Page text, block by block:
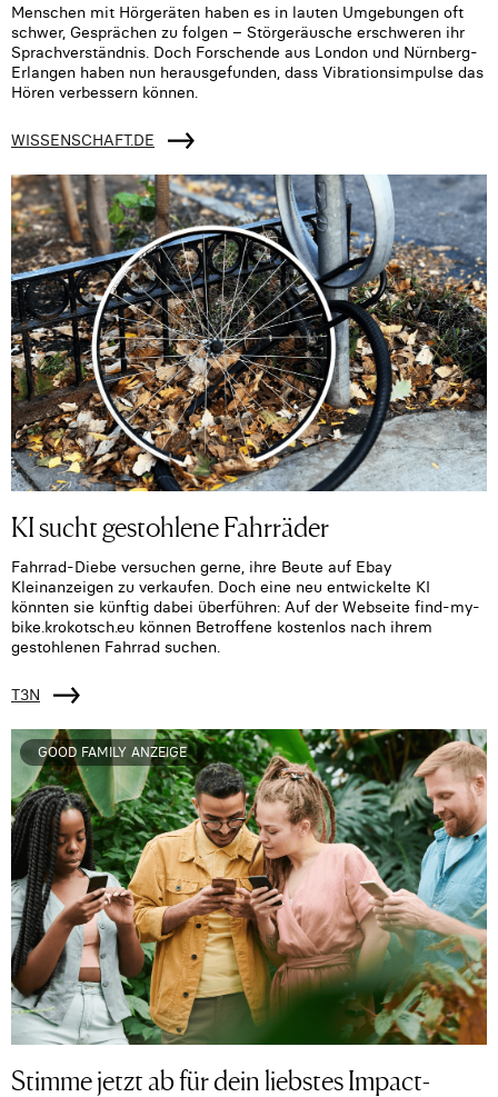
Menschen mit Hörgeräten haben es in lauten Umgebungen oft
schwer, Gesprächen zu folgen – Störgeräusche erschweren ihr
Sprachverständnis. Doch Forschende aus London und Nürnberg-
Erlangen haben nun herausgefunden, dass Vibrationsimpulse das
Hören verbessern können.
WISSENSCHAFT.DE
KI sucht gestohlene Fahrräder
Fahrrad-Diebe versuchen gerne, ihre Beute auf Ebay
Kleinanzeigen zu verkaufen. Doch eine neu entwickelte KI
könnten sie künftig dabei überführen: Auf der Webseite find-my-
bike.krokotsch.eu können Betroffene kostenlos nach ihrem
gestohlenen Fahrrad suchen.
T3N
GOOD FAMILY ANZEIGE
Stimme jetzt ab für dein liebstes Impact-